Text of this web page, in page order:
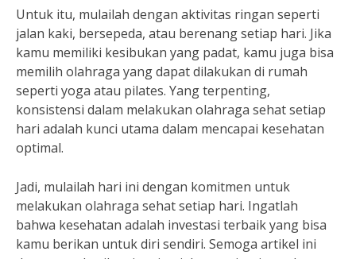
Untuk itu, mulailah dengan aktivitas ringan seperti
jalan kaki, bersepeda, atau berenang setiap hari. Jika
kamu memiliki kesibukan yang padat, kamu juga bisa
memilih olahraga yang dapat dilakukan di rumah
seperti yoga atau pilates. Yang terpenting,
konsistensi dalam melakukan olahraga sehat setiap
hari adalah kunci utama dalam mencapai kesehatan
optimal.
Jadi, mulailah hari ini dengan komitmen untuk
melakukan olahraga sehat setiap hari. Ingatlah
bahwa kesehatan adalah investasi terbaik yang bisa
kamu berikan untuk diri sendiri. Semoga artikel ini